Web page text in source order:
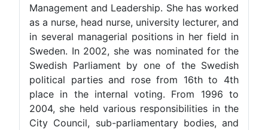
Management and Leadership. She has worked
as a nurse, head nurse, university lecturer, and
in several managerial positions in her field in
Sweden. In 2002, she was nominated for the
Swedish Parliament by one of the Swedish
political parties and rose from 16th to 4th
place in the internal voting. From 1996 to
2004, she held various responsibilities in the
City Council, sub-parliamentary bodies, and